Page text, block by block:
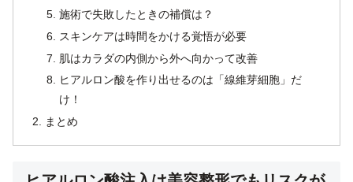
施術で失敗したときの補償は？
スキンケアは時間をかける覚悟が必要
肌はカラダの内側から外へ向かって改善
ヒアルロン酸を作り出せるのは「線維芽細胞」だ
け！
まとめ